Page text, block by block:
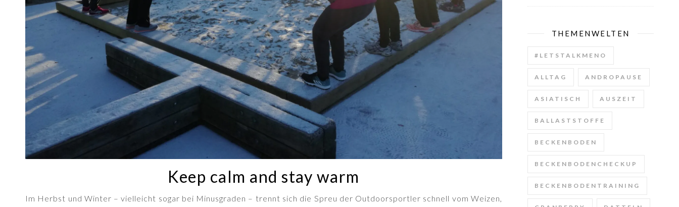
Keep calm and stay warm
Im Herbst und Winter – vielleicht sogar bei Minusgraden – trennt sich die Spreu der Outdoorsportler schnell vom Weizen,
THEMENWELTEN
#LETSTALKMENO
ALLTAG ANDROPAUSE
ASIATISCH AUSZEIT
BALLASTSTOFFE
BECKENBODEN
BECKENBODENCHECKUP
BECKENBODENTRAINING